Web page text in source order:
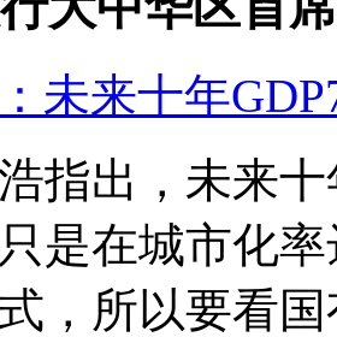
未来十年
指出，未来
是在城市化
，所以要看